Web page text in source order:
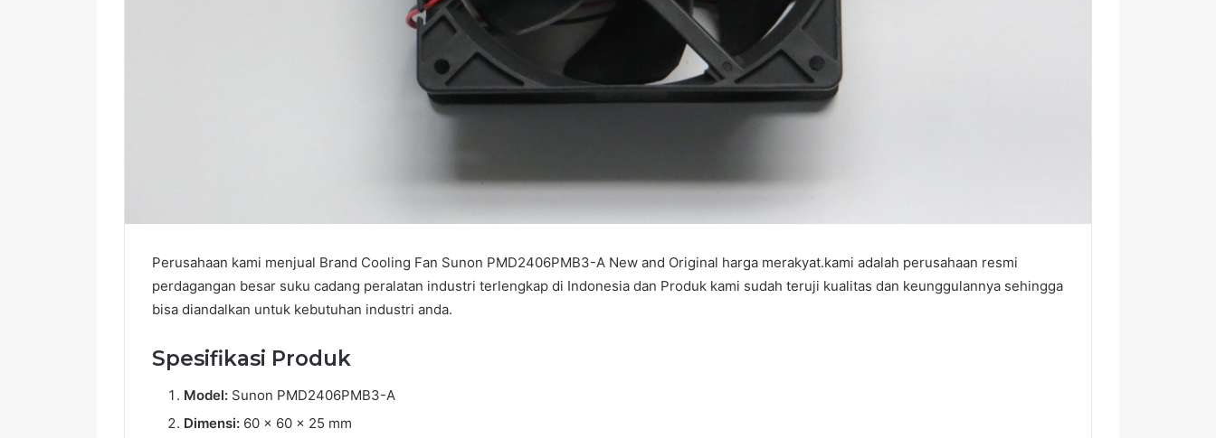
Perusahaan kami menjual Brand Cooling Fan Sunon PMD2406PMB3-A New and Original harga merakyat.kami adalah perusahaan resmi
perdagangan besar suku cadang peralatan industri terlengkap di Indonesia dan Produk kami sudah teruji kualitas dan keunggulannya sehingga
bisa diandalkan untuk kebutuhan industri anda.
Spesifikasi Produk
Model: Sunon PMD2406PMB3-A
Dimensi: 60 x 60 x 25 mm